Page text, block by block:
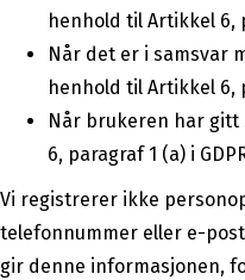
henhold til Artikkel 6,
Når det er i samsvar
henhold til Artikkel 6,
Når brukeren har
6, paragraf 1 (a) i
Vi registrerer ikke
telefonnummer eller e-
gir denne informasjonen,